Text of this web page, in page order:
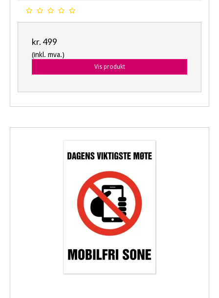
kr. 499
(inkl. mva.)
Vis produkt